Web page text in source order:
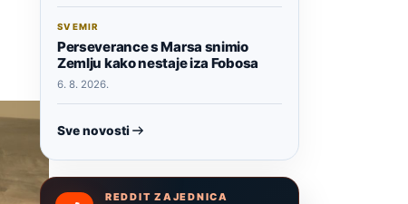
SVEMIR
Perseverance s Marsa snimio
Zemlju kako nestaje iza Fobosa
6. 8. 2026.
Sve novosti
REDDIT ZAJEDNICA